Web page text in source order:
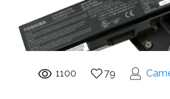
1100 79